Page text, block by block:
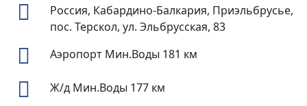
Россия, Кабардино-Балкария, Приэльбрусье,
пос. Терскол, ул. Эльбрусская, 83
Аэропорт Мин.Воды 181 км
Ж/д Мин.Воды 177 км